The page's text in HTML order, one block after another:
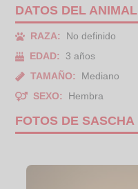
DATOS DEL ANIMAL
RAZA:
No definido
EDAD:
3 años
TAMAÑO:
Mediano
SEXO:
Hembra
FOTOS DE SASCHA